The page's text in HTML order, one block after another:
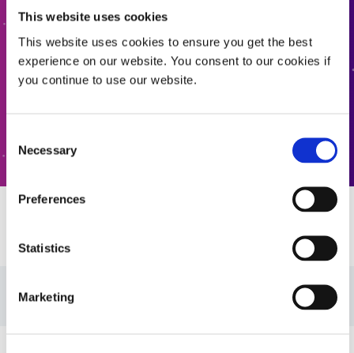
This website uses cookies
This website uses cookies to ensure you get the best
experience on our website. You consent to our cookies if
you continue to use our website.
Selection
Necessary
Preferences
Statistics
Marketing
Möchten Sie mehr erfahren oder haben Sie Fragen?
KONTAKTIEREN SIE UNS
Radiometerkalibrierung (EN)